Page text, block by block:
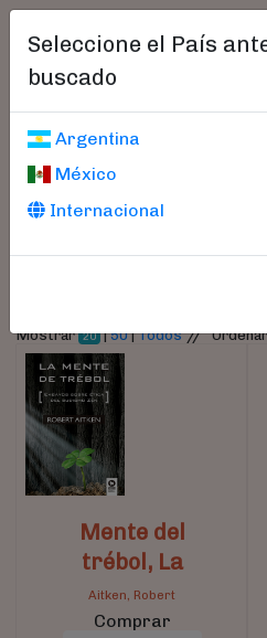
Seleccione el País
buscado
Argentina
México
Internacional
Libros
Parámetros
Mostrar 20 |50|Todos//
Mente del
trébol, La
Aitken, Robert
Comprar